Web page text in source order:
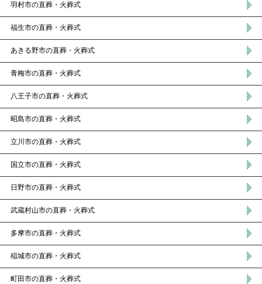
羽村市の直葬・火葬式
福生市の直葬・火葬式
あきる野市の直葬・火葬式
青梅市の直葬・火葬式
八王子市の直葬・火葬式
昭島市の直葬・火葬式
立川市の直葬・火葬式
国立市の直葬・火葬式
日野市の直葬・火葬式
武蔵村山市の直葬・火葬式
多摩市の直葬・火葬式
稲城市の直葬・火葬式
町田市の直葬・火葬式